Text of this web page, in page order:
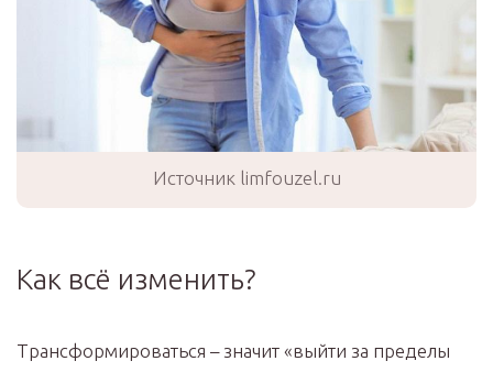
Источник limfouzel.ru
Как всё изменить?
Трансформироваться – значит «выйти за пределы